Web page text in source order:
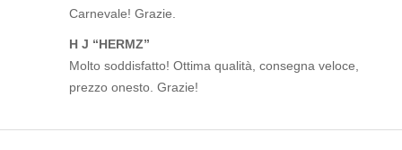
Carnevale! Grazie.
H J “HERMZ”
Molto soddisfatto! Ottima qualità, consegna veloce,
prezzo onesto. Grazie!